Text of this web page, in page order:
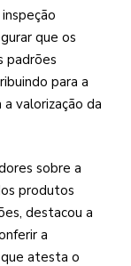
que os
padrões
para a
valorização da
sobre a
produtos
destacou a
a
atesta o